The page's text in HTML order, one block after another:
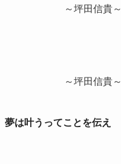
～坪田信貴～
～坪田信貴～
は叶うってことを伝え